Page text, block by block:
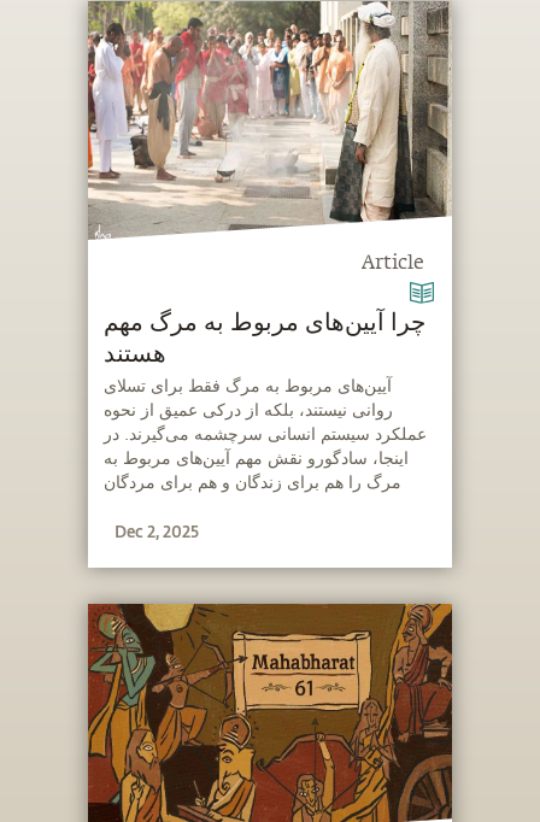
Article
چرا آیین‌های مربوط به مرگ مهم
هستند
‫آیین‌های مربوط به مرگ فقط برای تسلای
روانی نیستند، بلکه از درکی عمیق از نحوه
عملکرد سیستم انسانی سرچشمه می‌گیرند. در
اینجا، سادگورو نقش مهم آیین‌های مربوط به
مرگ را هم برای زندگان و هم برای مردگان
Dec 2, 2025